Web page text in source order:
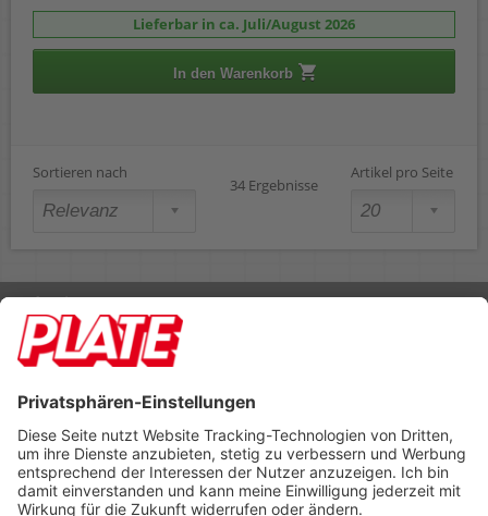
Lieferbar in ca. Juli/August 2026
In den Warenkorb
Sortieren nach
34 Ergebnisse
Artikel pro Seite
Rufen Sie uns an 04298 401-0
Lieferbedingungen Impressum
Footer anzeigen
PLATE Büromaterial Vertriebs GmbH
Hilligenwarf 5